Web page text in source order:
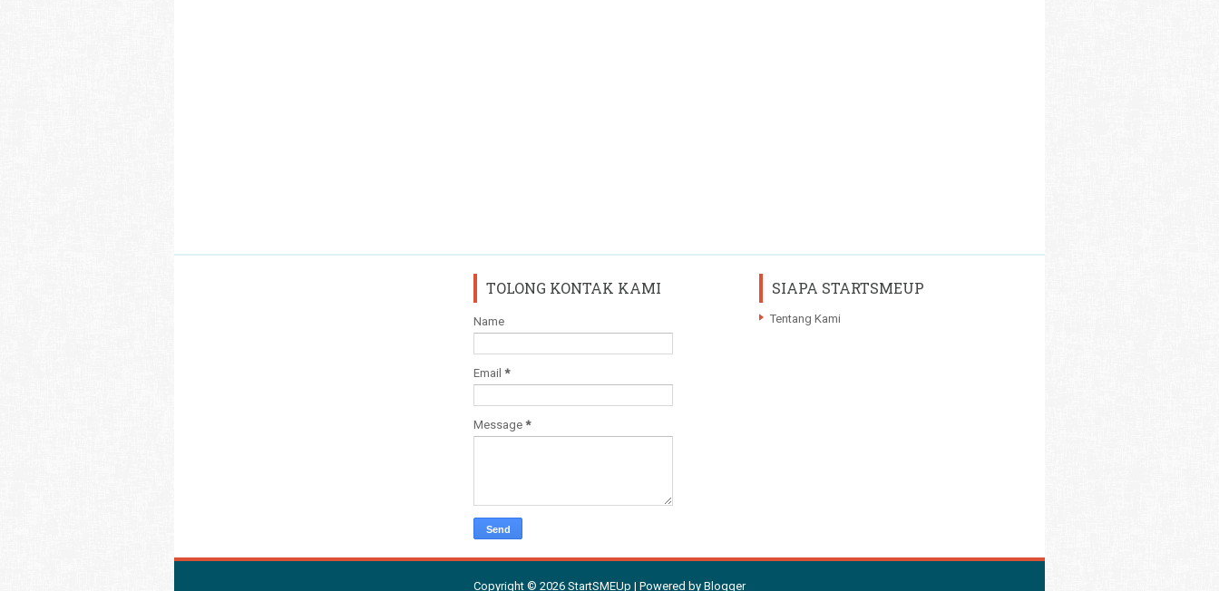
TOLONG KONTAK KAMI
Name
Email *
Message *
SIAPA STARTSMEUP
Tentang Kami
Copyright © 2026 StartSMEUp | Powered by Blogger